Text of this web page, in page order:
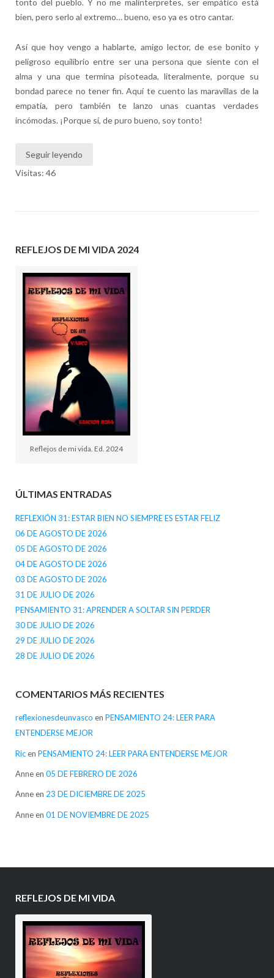
tonto del pueblo. Y no me malinterpretes, ser empático está
bien, pero serlo al extremo… bueno, eso ya es otro cantar.
Así que hoy vengo a hablarte, amigo lector, de ese bonito y
peligroso equilibrio entre ser una persona que siente con el
alma y una que termina pisoteada, literalmente, porque su
bondad parece no tener fin. Aquí te cuento las maravillas de la
empatía, pero también te lanzo unas cuantas verdades
incómodas. ¡Porque sí, de puro bueno, soy tonto!
Seguir leyendo
Visitas: 46
REFLEJOS DE MI VIDA 2024
Reflejos de mi vida. Ed. 2024
ÚLTIMAS ENTRADAS
REFLEXIÓN 31: ESTAR BIEN NO SIEMPRE ES ESTAR FELIZ
06 DE AGOSTO DE 2026
05 DE AGOSTO DE 2026
04 DE AGOSTO DE 2026
03 DE AGOSTO DE 2026
31 DE JULIO DE 2026
PENSAMIENTO 31: APRENDER A SOLTAR SIN PERDER
30 DE JULIO DE 2026
29 DE JULIO DE 2026
28 DE JULIO DE 2026
COMENTARIOS MÁS RECIENTES
reflexionesdeunvasco en PENSAMIENTO 24: LEER PARA
ENTENDERSE MEJOR
Ricen PENSAMIENTO 24: LEER PARA ENTENDERSE MEJOR
Anneen 05 DE FEBRERO DE 2026
Anneen 23 DE DICIEMBRE DE 2025
Anneen 01 DE NOVIEMBRE DE 2025
REFLEJOS DE MI VIDA